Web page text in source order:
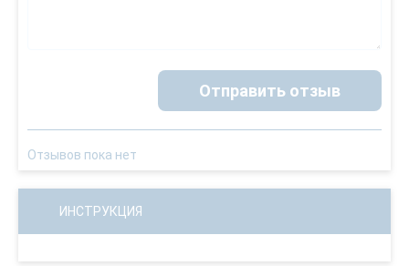
Отправить отзыв
Отзывов пока нет
ИНСТРУКЦИЯ